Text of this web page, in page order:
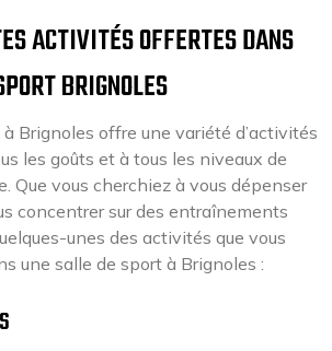
ACTIVITÉS OFFERTES DANS
BRIGNOLES
Brignoles offre une variété d’activités
les goûts et à tous les niveaux de
Que vous cherchiez à vous dépenser
concentrer sur des entraînements
unes des activités que vous
une salle de sport à Brignoles :